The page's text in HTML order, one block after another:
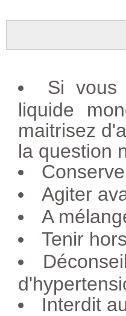
Si vous
liquide
maitrisez
la question
Agiter
A
Tenir
Interdit